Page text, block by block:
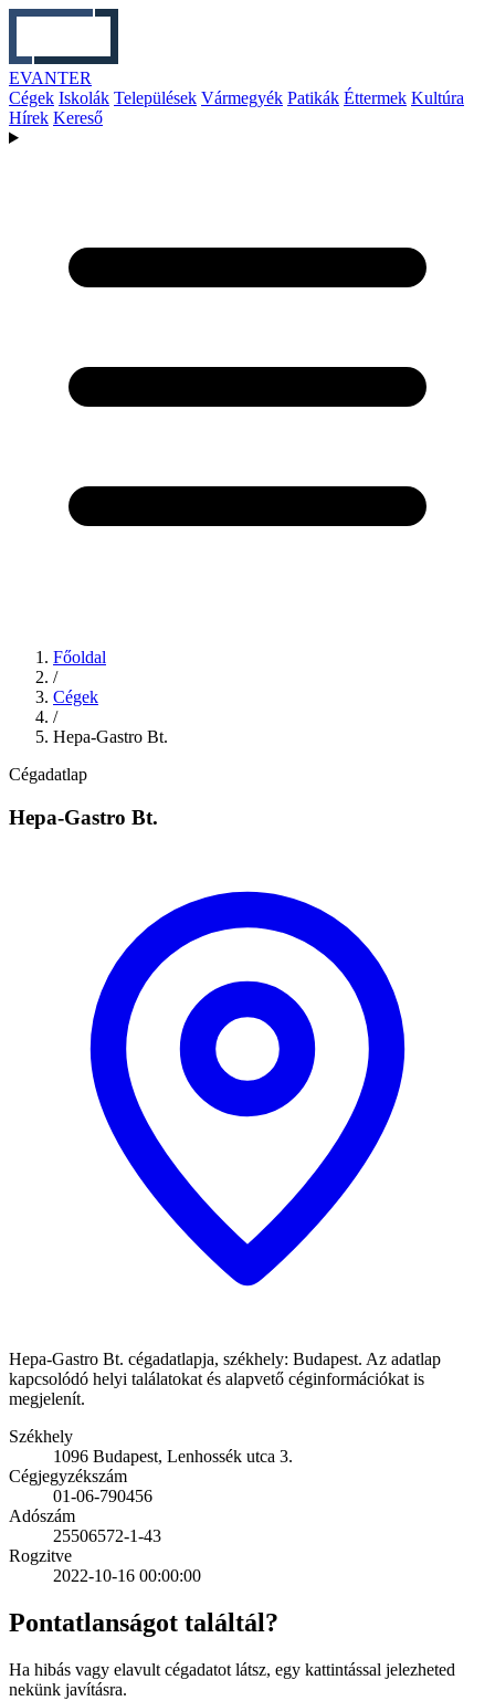
EVANTER
Cégek Iskolák Települések Vármegyék Patikák Éttermek Kultúra
Hírek Kereső
Főoldal
/
Cégek
/
Hepa-Gastro Bt.
Cégadatlap
Hepa-Gastro Bt.
Hepa-Gastro Bt. cégadatlapja, székhely: Budapest. Az adatlap
kapcsolódó helyi találatokat és alapvető céginformációkat is
megjelenít.
Székhely
1096 Budapest, Lenhossék utca 3.
Cégjegyzékszám
01-06-790456
Adószám
25506572-1-43
Rogzitve
2022-10-16 00:00:00
Pontatlanságot találtál?
Ha hibás vagy elavult cégadatot látsz, egy kattintással jelezheted
nekünk javításra.